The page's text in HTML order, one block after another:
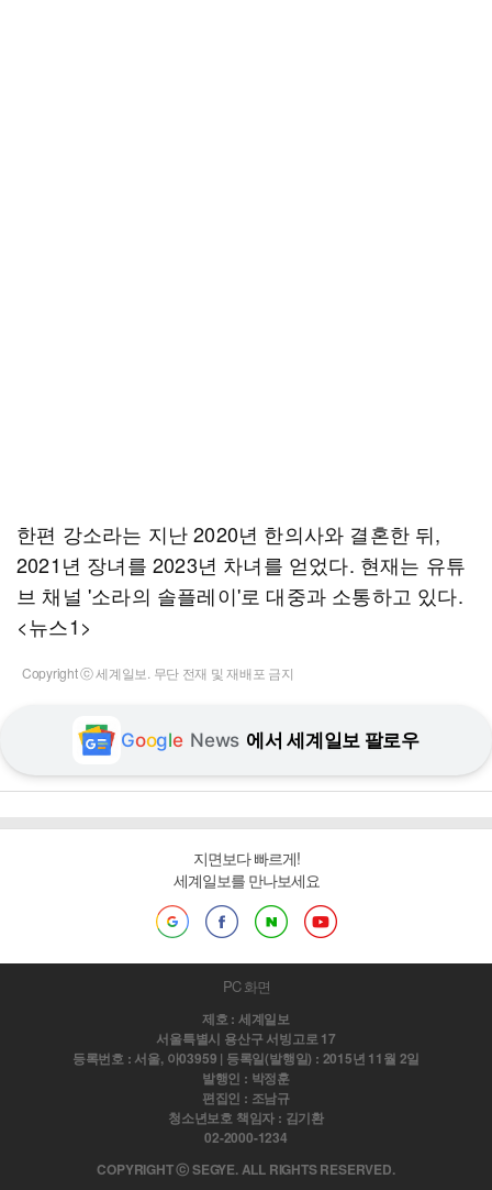
한편 강소라는 지난 2020년 한의사와 결혼한 뒤,
2021년 장녀를 2023년 차녀를 얻었다. 현재는 유튜
브 채널 '소라의 솔플레이'로 대중과 소통하고 있다.
<뉴스1>
Copyright ⓒ 세계일보. 무단 전재 및 재배포 금지
Google News 에서 세계일보 팔로우
지면보다 빠르게!
세계일보를 만나보세요
PC 화면
제호 : 세계일보
서울특별시 용산구 서빙고로 17
등록번호 : 서울, 아03959 | 등록일(발행일) : 2015년 11월 2일
발행인 : 박정훈
편집인 : 조남규
청소년보호 책임자 : 김기환
02-2000-1234
COPYRIGHT ⓒ SEGYE. ALL RIGHTS RESERVED.